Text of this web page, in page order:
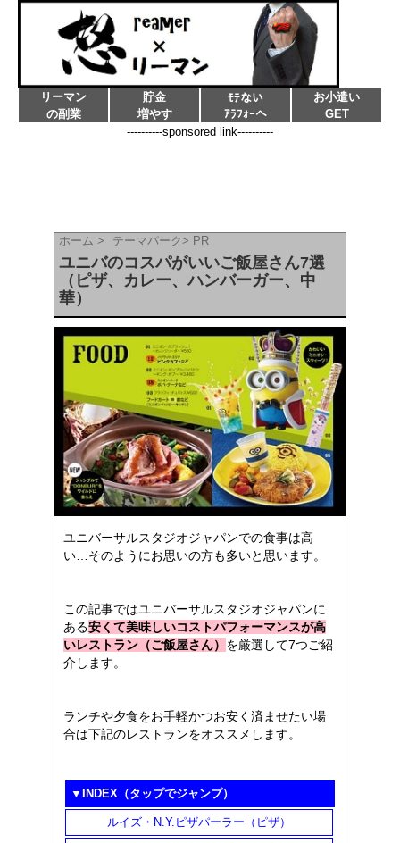
リーマン
の副業
貯金
増やす
ﾓﾃない
ｱﾗﾌｫｰへ
お小遣い
GET
----------sponsored link----------
ホーム > テーマパーク> PR
ユニバのコスパがいいご飯屋さん7選
（ピザ、カレー、ハンバーガー、中
華）
ユニバーサルスタジオジャパンでの食事は高
い…そのようにお思いの方も多いと思います。
この記事ではユニバーサルスタジオジャパンに
ある安くて美味しいコストパフォーマンスが高
いレストラン（ご飯屋さん） を厳選して7つご紹
介します。
ランチや夕食をお手軽かつお安く済ませたい場
合は下記のレストランをオススメします。
▼INDEX（タップでジャンプ）
ルイズ・N.Y.ピザパーラー（ピザ）